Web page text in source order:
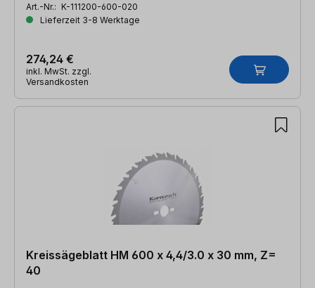
Art.-Nr.: K-111200-600-020
Lieferzeit 3-8 Werktage
274,24 €
inkl. MwSt. zzgl.
Versandkosten
Kreissägeblatt HM 600 x 4,4/3.0 x 30 mm, Z=
40